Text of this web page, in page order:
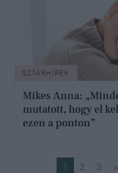
SZTÁRHÍREK
Mikes Anna:
mutatott, hogy el
ezen a ponton”
1 2 3 »